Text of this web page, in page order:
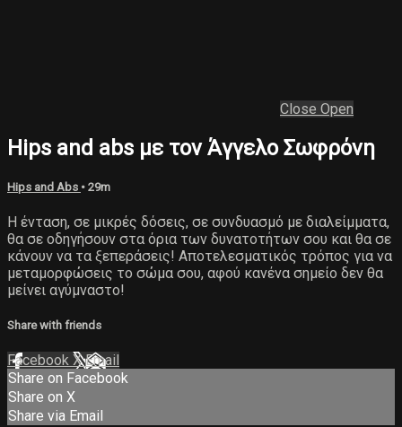
Close Open
Hips and abs με τον Άγγελο Σωφρόνη
Hips and Abs • 29m
Η ένταση, σε μικρές δόσεις, σε συνδυασμό με διαλείμματα,
θα σε οδηγήσουν στα όρια των δυνατοτήτων σου και θα σε
κάνουν να τα ξεπεράσεις! Αποτελεσματικός τρόπος για να
μεταμορφώσεις το σώμα σου, αφού κανένα σημείο δεν θα
μείνει αγύμναστο!
Share with friends
Facebook XEmail
Share on Facebook
Share on X
Share via Email